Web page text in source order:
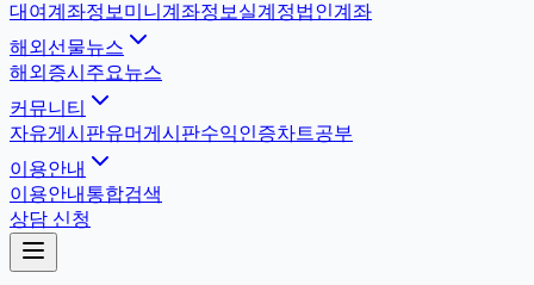
대여계좌정보 미니계좌정보 실계정법인계좌
해외선물뉴스
해외증시 주요뉴스
커뮤니티
자유게시판유머게시판수익인증차트공부
이용안내
이용안내 통합검색
상담 신청